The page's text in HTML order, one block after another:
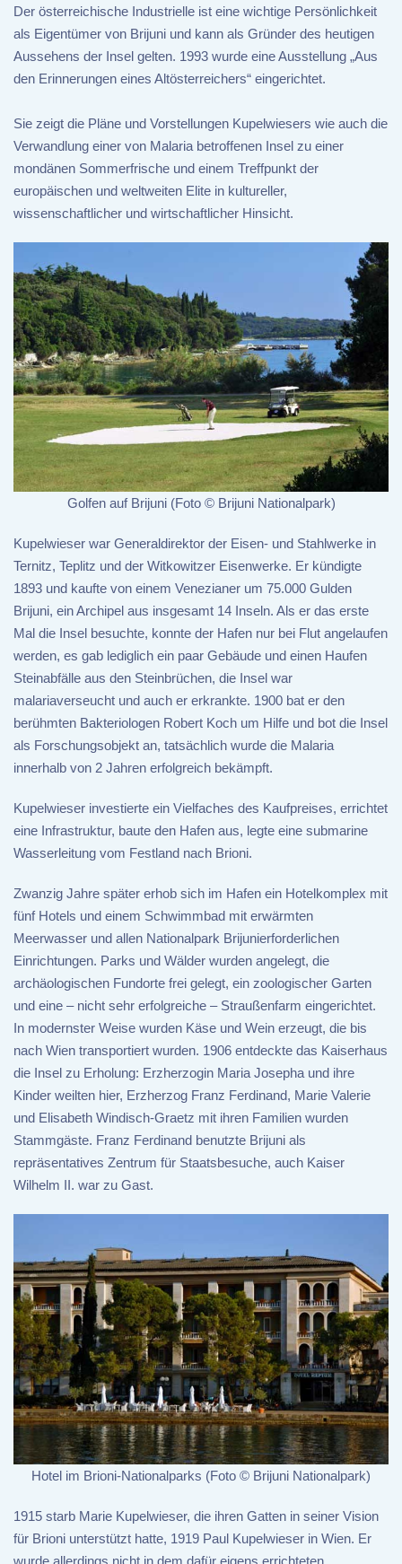
Der österreichische Industrielle ist eine wichtige Persönlichkeit
als Eigentümer von Brijuni und kann als Gründer des heutigen
Aussehens der Insel gelten. 1993 wurde eine Ausstellung „Aus
den Erinnerungen eines Altösterreichers“ eingerichtet.
Sie zeigt die Pläne und Vorstellungen Kupelwiesers wie auch die
Verwandlung einer von Malaria betroffenen Insel zu einer
mondänen Sommerfrische und einem Treffpunkt der
europäischen und weltweiten Elite in kultureller,
wissenschaftlicher und wirtschaftlicher Hinsicht.
Golfen auf Brijuni (Foto © Brijuni Nationalpark)
Kupelwieser war Generaldirektor der Eisen- und Stahlwerke in
Ternitz, Teplitz und der Witkowitzer Eisenwerke. Er kündigte
1893 und kaufte von einem Venezianer um 75.000 Gulden
Brijuni, ein Archipel aus insgesamt 14 Inseln. Als er das erste
Mal die Insel besuchte, konnte der Hafen nur bei Flut angelaufen
werden, es gab lediglich ein paar Gebäude und einen Haufen
Steinabfälle aus den Steinbrüchen, die Insel war
malariaverseucht und auch er erkrankte. 1900 bat er den
berühmten Bakteriologen Robert Koch um Hilfe und bot die Insel
als Forschungsobjekt an, tatsächlich wurde die Malaria
innerhalb von 2 Jahren erfolgreich bekämpft.
Kupelwieser investierte ein Vielfaches des Kaufpreises, errichtet
eine Infrastruktur, baute den Hafen aus, legte eine submarine
Wasserleitung vom Festland nach Brioni.
Zwanzig Jahre später erhob sich im Hafen ein Hotelkomplex mit
fünf Hotels und einem Schwimmbad mit erwärmten
Meerwasser und allen Nationalpark Brijunierforderlichen
Einrichtungen. Parks und Wälder wurden angelegt, die
archäologischen Fundorte frei gelegt, ein zoologischer Garten
und eine – nicht sehr erfolgreiche – Straußenfarm eingerichtet.
In modernster Weise wurden Käse und Wein erzeugt, die bis
nach Wien transportiert wurden. 1906 entdeckte das Kaiserhaus
die Insel zu Erholung: Erzherzogin Maria Josepha und ihre
Kinder weilten hier, Erzherzog Franz Ferdinand, Marie Valerie
und Elisabeth Windisch-Graetz mit ihren Familien wurden
Stammgäste. Franz Ferdinand benutzte Brijuni als
repräsentatives Zentrum für Staatsbesuche, auch Kaiser
Wilhelm II. war zu Gast.
Hotel im Brioni-Nationalparks (Foto © Brijuni Nationalpark)
1915 starb Marie Kupelwieser, die ihren Gatten in seiner Vision
für Brioni unterstützt hatte, 1919 Paul Kupelwieser in Wien. Er
wurde allerdings nicht in dem dafür eigens errichteten